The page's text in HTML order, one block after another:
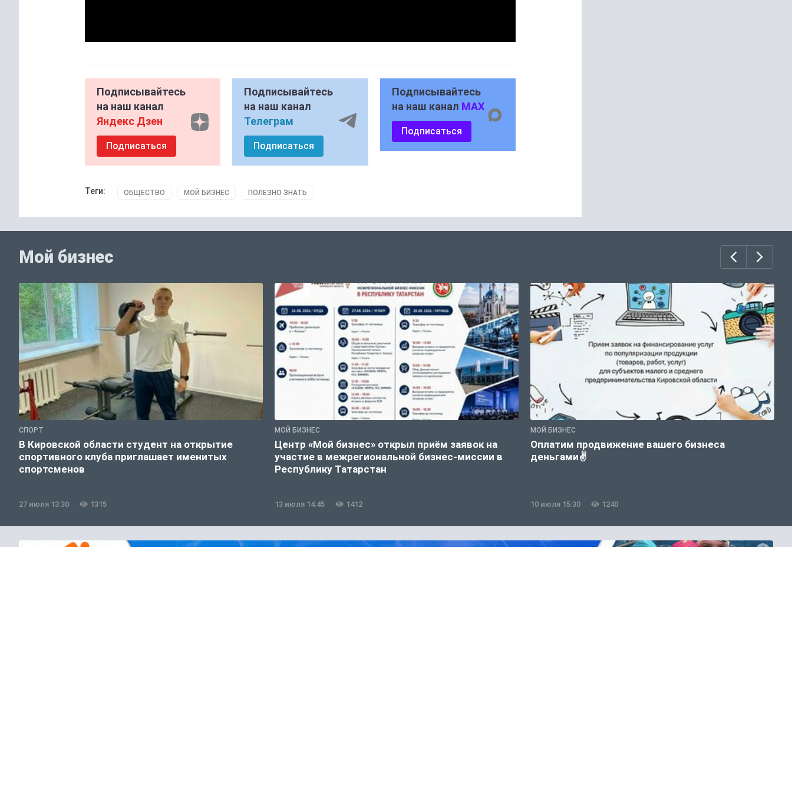
Подписывайтесь
на наш канал
Яндекс Дзен
Подписаться
Подписывайтесь
на наш канал
Телеграм
Подписаться
Подписывайтесь
на наш канал MAX
Подписаться
Теги: ОБЩЕСТВО МОЙ БИЗНЕС ПОЛЕЗНО ЗНАТЬ
Мой бизнес
СПОРТ
В Кировской области студент на открытие
спортивного клуба приглашает именитых
спортсменов
27 июля 13:30 1315
МОЙ БИЗНЕС
Центр «Мой бизнес» открыл приём заявок на
участие в межрегиональной бизнес-миссии в
Республику Татарстан
13 июля 14:45 1412
МОЙ БИЗНЕС
Оплатим продвижение вашего бизнеса
деньгами✌
10 июля 15:30 1240